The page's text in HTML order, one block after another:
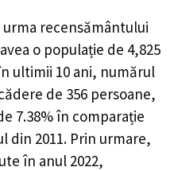
recensământului
avea o populație de 4,825
ultimii 10 ani, numărul
de 356 persoane,
7.38%în comparație
din 2011. Prin urmare,
în anul 2022,